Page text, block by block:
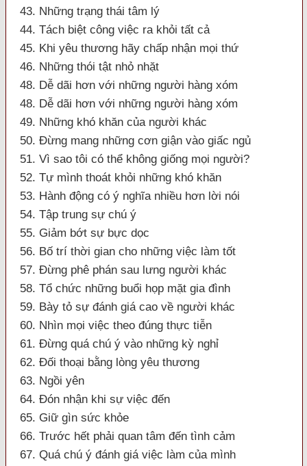
43. Những trạng thái tâm lý
44. Tách biệt công việc ra khỏi tất cả
45. Khi yêu thương hãy chấp nhận mọi thứ
46. Những thói tật nhỏ nhặt
48. Dễ dãi hơn với những người hàng xóm
48. Dễ dãi hơn với những người hàng xóm
49. Những khó khăn của người khác
50. Đừng mang những cơn giận vào giấc ngủ
51. Vì sao tôi có thể không giống mọi người?
52. Tự mình thoát khỏi những khó khăn
53. Hành động có ý nghĩa nhiều hơn lời nói
54. Tập trung sự chú ý
55. Giảm bớt sự bực dọc
56. Bố trí thời gian cho những việc làm tốt
57. Đừng phê phán sau lưng người khác
58. Tổ chức những buổi họp mặt gia đình
59. Bày tỏ sự đánh giá cao về người khác
60. Nhìn mọi việc theo đúng thực tiễn
61. Đừng quá chú ý vào những kỳ nghỉ
62. Đối thoại bằng lòng yêu thương
63. Ngồi yên
64. Đón nhận khi sự việc đến
65. Giữ gìn sức khỏe
66. Trước hết phải quan tâm đến tình cảm
67. Quá chú ý đánh giá việc làm của mình